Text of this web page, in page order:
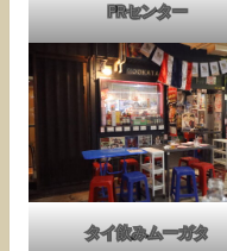
PRセンター
タイ飲みムーガタ